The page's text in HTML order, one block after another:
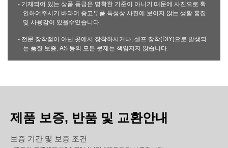
- 기재되어 있는 상품 등급은 명확한 기준이 아니기 때문에 사진으로 확
인하여주시기 바라며 중고부품 특성상 사진에 보이지 않는 생활 흠집
및 사용감이 있을수있습니다.
- 전문 장착점이 아닌 곳에서 장착하시거나, 셀프 장착(DIY)으로 발생되
는 품질 보증, AS 등의 모든 문제는 책임지지 않습니다.
제품 보증, 반품 및 교환안내
보증 기간 및 보증 조건